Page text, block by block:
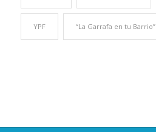
YPF “La Garrafa en tu Barrio”